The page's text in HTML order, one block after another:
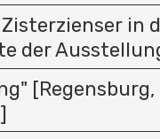
in
der
[Regensburg,